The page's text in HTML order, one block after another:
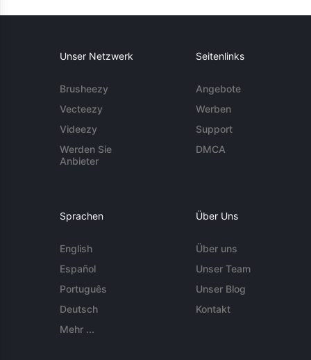
Unser Netzwerk
Brusheezy
Vecteezy
Videezy
Werden Sie
Anbieter
Seitenlinks
Angebote
Werben
Support
DMCA
Sprachen
English
Español
Português
Deutsch
Mehr ...
Über Uns
Über uns
Unser Team
Unser Blog
Kontakt